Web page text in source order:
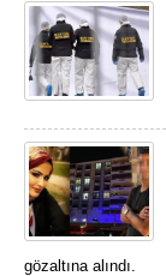
gözaltına alındı.